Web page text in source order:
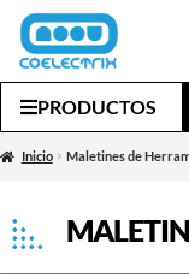
PRODUCTOS
Inicio Maletines de